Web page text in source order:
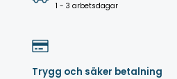
1 - 3 arbetsdagar
Trygg och säker betalning